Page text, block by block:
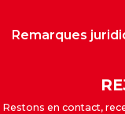
remarques
Restons en contact,